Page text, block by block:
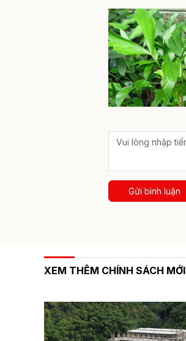
Gửi bình luận
XEM THÊM CHÍNH SÁCH MỚI